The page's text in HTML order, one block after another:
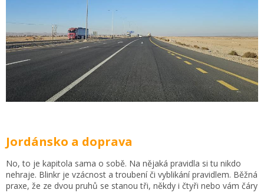
Jordánsko a doprava
No, to je kapitola sama o sobě. Na nějaká pravidla si tu nikdo
nehraje. Blinkr je vzácnost a troubení či vyblikání pravidlem. Běžná
praxe, že ze dvou pruhů se stanou tři, někdy i čtyři nebo vám čáry